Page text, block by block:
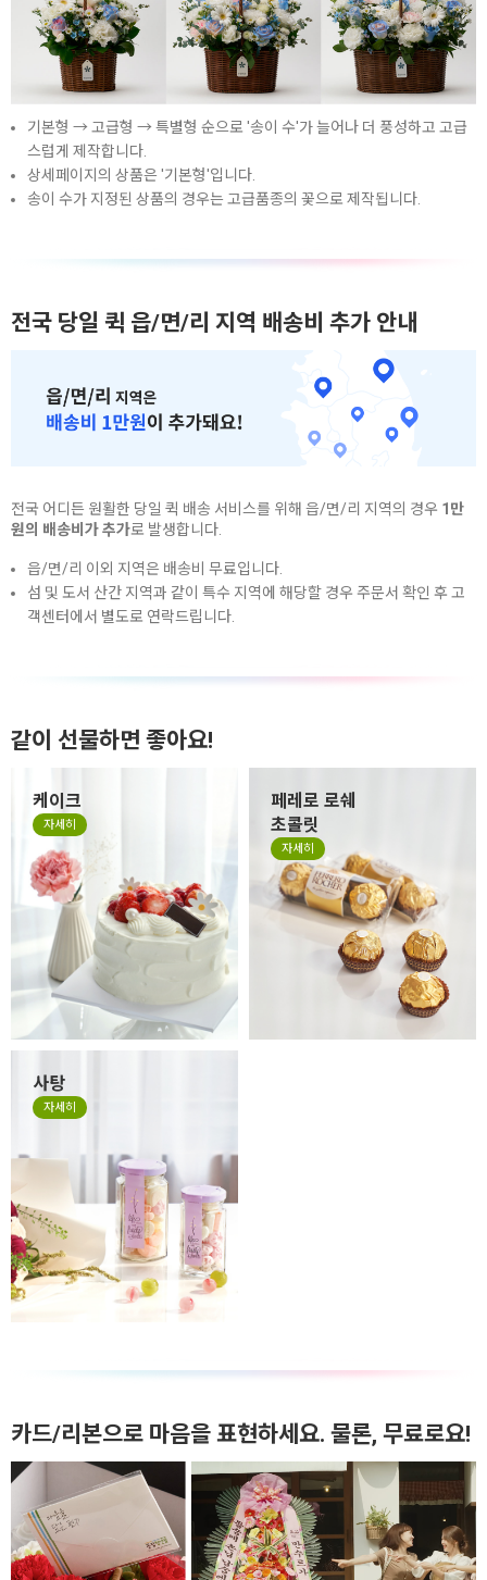
기본형 → 고급형 → 특별형 순으로 '송이 수'가 늘어나 더 풍성하고 고급
스럽게 제작합니다.
상세페이지의 상품은 '기본형'입니다.
송이 수가 지정된 상품의 경우는 고급품종의 꽃으로 제작됩니다.
전국 당일 퀵 읍/면/리 지역 배송비 추가 안내
전국 어디든 원활한 당일 퀵 배송 서비스를 위해 읍/면/리 지역의 경우 1만
원의 배송비가 추가로 발생합니다.
읍/면/리 이외 지역은 배송비 무료입니다.
섬 및 도서 산간 지역과 같이 특수 지역에 해당할 경우 주문서 확인 후 고
객센터에서 별도로 연락드립니다.
같이 선물하면 좋아요!
케이크
자세히
페레로 로쉐
초콜릿
자세히
사탕
자세히
카드/리본으로 마음을 표현하세요. 물론, 무료로요!